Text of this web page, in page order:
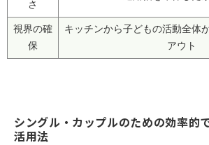
さ
視界の確
保
キッチンから子どもの活動全体
アウト
シングル・カップルのための効率的
活用法